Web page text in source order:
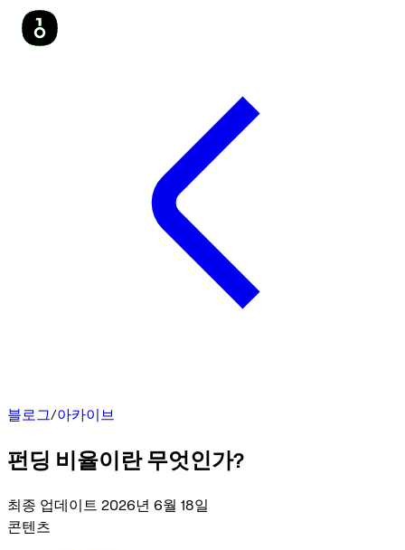
블로그/아카이브
펀딩 비율이란 무엇인가?
최종 업데이트 2026년 6월 18일
콘텐츠